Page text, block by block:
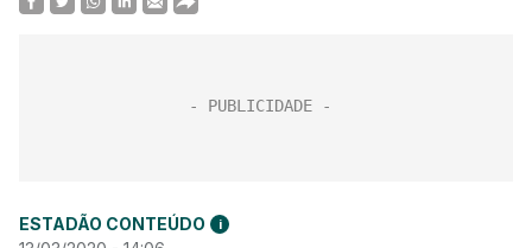
ESTADÃO CONTEÚDO i